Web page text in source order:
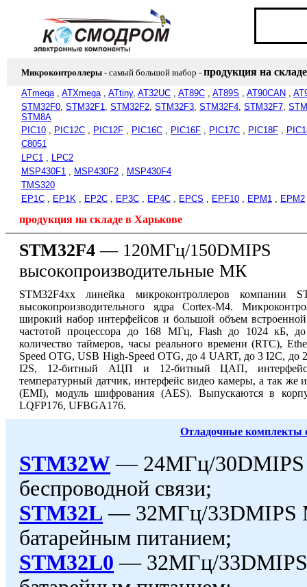
Микроконтроллеры - самый большой выбор - продукция на складе
ATmega, ATXmega, ATtiny, AT32UC , AT89C , AT89S , AT90CAN ,
STM32F0, STM32F1, STM32F2, STM32F3, STM32F4, STM32F7,
STM8A
PIC10 , PIC12C , PIC12F , PIC16C , PIC16F , PIC17C , PIC18F ,
C8051
LPC1 , LPC2
MSP430F1 , MSP430F2 , MSP430F4
TMS320
EP1C , EP1K , EP2C , EP3C , EP4C , EPCS , EPF10 , EPM1 , EPM2
продукция на складе в Харькове
STM32F4 — 120МГц/150DMIPS
высокопроизводительные МК
STM32F4xx линейка микроконтроллеров компании
высокопроизводительного ядра Cortex-M4.
широкий набор интерфейсов и большой объем
частотой процессора до 168 МГц, Flash до 1024 кБ,
количество таймеров, часы реального времени (RTC),
Speed OTG, USB High-Speed OTG, до 4 UART, до 3 I2C, до
I2S, 12-битный АЦП и 12-битный ЦАП, интерфейс
температурный датчик, интерфейс видео камеры, а так же
(EMI), модуль шифрования (AES). Выпускаются в
LQFP176, UFBGA176.
Отладочные комплекты
STM32W — 24МГц/
беспроводной связи;
STM32L — 32МГц/33DMIPS
батарейным питанием;
STM32L0 — 32МГц/